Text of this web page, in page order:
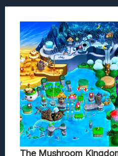
Beasts Of
Stranded
Desolate:
The Mushroom